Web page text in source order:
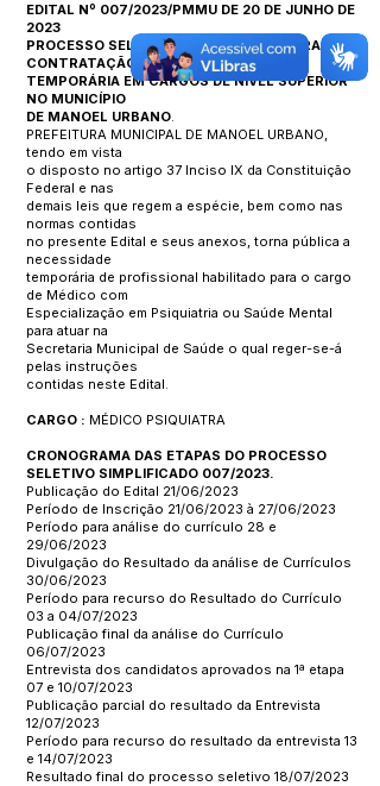
EDITAL Nº 007/2023/PMMU DE 20 DE JUNHO DE
2023
PROCESSO SELETIVO SIMPLIFICADO PARA A
CONTRATAÇÃO
TEMPORÁRIA EM CARGOS DE NÍVEL SUPERIOR
NO MUNICÍPIO
DE MANOEL URBANO.
PREFEITURA MUNICIPAL DE MANOEL URBANO,
tendo em vista
o disposto no artigo 37 Inciso IX da Constituição
Federal e nas
demais leis que regem a espécie, bem como nas
normas contidas
no presente Edital e seus anexos, torna pública a
necessidade
temporária de profissional habilitado para o cargo
de Médico com
Especialização em Psiquiatria ou Saúde Mental
para atuar na
Secretaria Municipal de Saúde o qual reger-se-á
pelas instruções
contidas neste Edital.
CARGO : MÉDICO PSIQUIATRA
CRONOGRAMA DAS ETAPAS DO PROCESSO
SELETIVO SIMPLIFICADO 007/2023.
Publicação do Edital 21/06/2023
Período de Inscrição 21/06/2023 à 27/06/2023
Período para análise do currículo 28 e
29/06/2023
Divulgação do Resultado da análise de Currículos
30/06/2023
Período para recurso do Resultado do Currículo
03 a 04/07/2023
Publicação final da análise do Currículo
06/07/2023
Entrevista dos candidatos aprovados na 1ª etapa
07 e 10/07/2023
Publicação parcial do resultado da Entrevista
12/07/2023
Período para recurso do resultado da entrevista 13
e 14/07/2023
Resultado final do processo seletivo 18/07/2023